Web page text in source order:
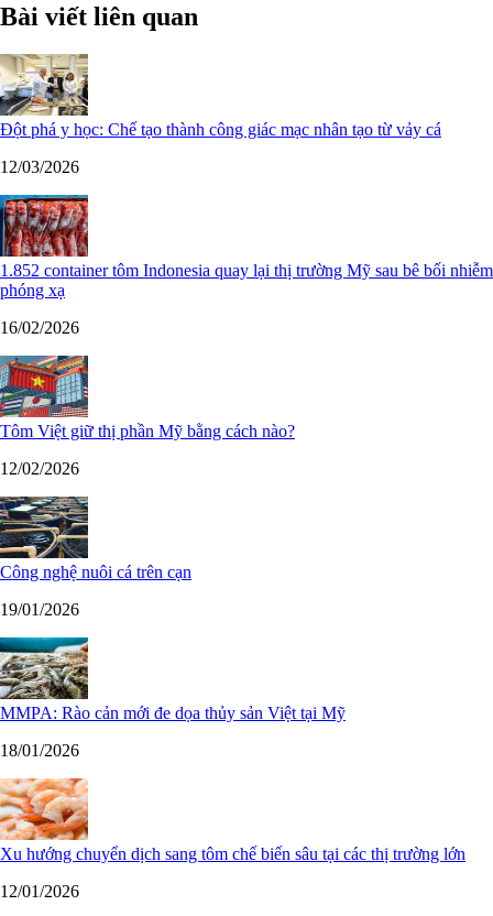
Bài viết liên quan
Đột phá y học: Chế tạo thành công giác mạc nhân tạo từ vảy cá
12/03/2026
1.852 container tôm Indonesia quay lại thị trường Mỹ sau bê bối nhiễm
phóng xạ
16/02/2026
Tôm Việt giữ thị phần Mỹ bằng cách nào?
12/02/2026
Công nghệ nuôi cá trên cạn
19/01/2026
MMPA: Rào cản mới đe dọa thủy sản Việt tại Mỹ
18/01/2026
Xu hướng chuyển dịch sang tôm chế biến sâu tại các thị trường lớn
12/01/2026